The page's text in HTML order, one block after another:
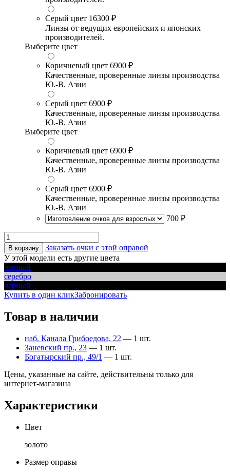
Серый цвет 16300 ₽
Линзы от ведущих европейских и японских
производителей.
Выберите цвет
Коричневый цвет 6900 ₽
Качественные, проверенные линзы производства
Ю.-В. Азии
Серый цвет 6900 ₽
Качественные, проверенные линзы производства
Ю.-В. Азии
Выберите цвет
Коричневый цвет 6900 ₽
Качественные, проверенные линзы производства
Ю.-В. Азии
Серый цвет 6900 ₽
Качественные, проверенные линзы производства
Ю.-В. Азии
700 ₽
В корзину
Заказать очки с этой оправой
У этой модели есть другие цвета
черный
серебро
черный
Купить в один кликЗабронировать
Товар в наличии
наб. Канала Грибоедова, 22 — 1 шт.
Заневский пр., 23 — 1 шт.
Богатырский пр., 49/1 — 1 шт.
Цены, указанные на сайте, действительны только для
интернет-магазина
Характеристики
Цвет
золото
Размер оправы